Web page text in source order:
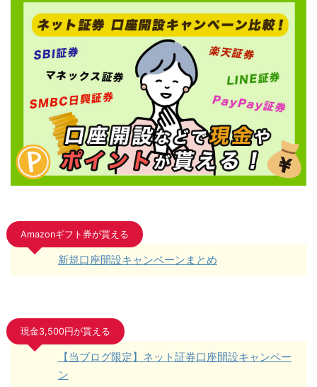
Amazonギフト券が貰える
新規口座開設キャンペーンまとめ
現金3,500円が貰える
【当ブログ限定】ネット証券口座開設キャンペー
ン